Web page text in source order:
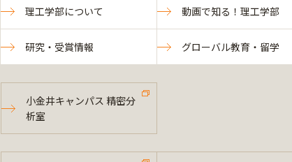
理工学部について 動画で知る！理工学部
研究・受賞情報 グローバル教育・留学
小金井キャンパス 精密分
析室